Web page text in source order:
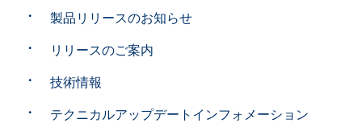
製品リリースのお知らせ
リリースのご案内
技術情報
テクニカルアップデートインフォメーション